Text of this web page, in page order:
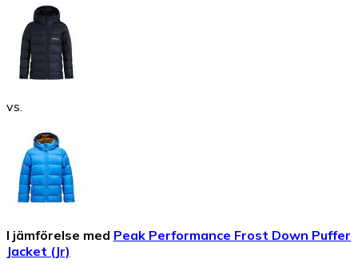
vs.
I jämförelse med Peak Performance Frost Down Puffer
Jacket (Jr)